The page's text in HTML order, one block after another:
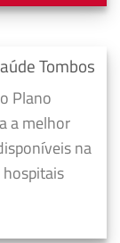
Tombos
Plano
a melhor
na
hospitais